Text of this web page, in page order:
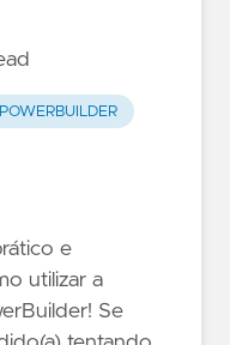
POWERBUILDER
e
utilizar a
Se